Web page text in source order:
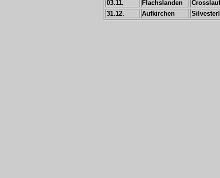
03.11. Flachslanden
Crosslauf
31.12.
Aufkirchen